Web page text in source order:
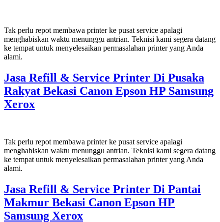
Tak perlu repot membawa printer ke pusat service apalagi
menghabiskan waktu menunggu antrian. Teknisi kami segera datang
ke tempat untuk menyelesaikan permasalahan printer yang Anda
alami.
Jasa Refill & Service Printer Di Pusaka
Rakyat Bekasi Canon Epson HP Samsung
Xerox
Tak perlu repot membawa printer ke pusat service apalagi
menghabiskan waktu menunggu antrian. Teknisi kami segera datang
ke tempat untuk menyelesaikan permasalahan printer yang Anda
alami.
Jasa Refill & Service Printer Di Pantai
Makmur Bekasi Canon Epson HP
Samsung Xerox